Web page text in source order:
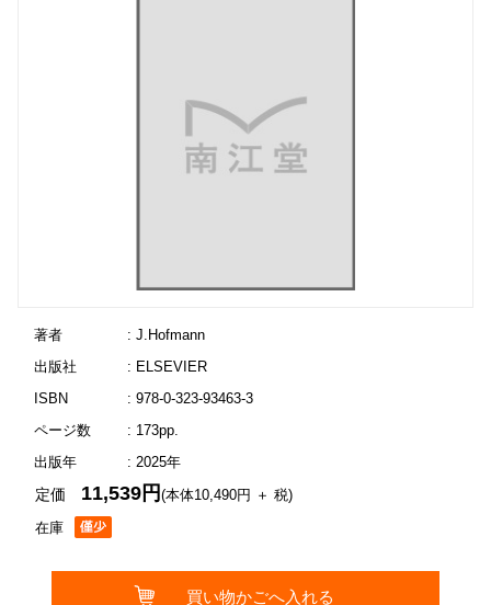
著者
: J.Hofmann
出版社
: ELSEVIER
ISBN
: 978-0-323-93463-3
ページ数
: 173pp.
出版年
: 2025年
在庫
定価 11,539円(本体10,490円 ＋ 税)